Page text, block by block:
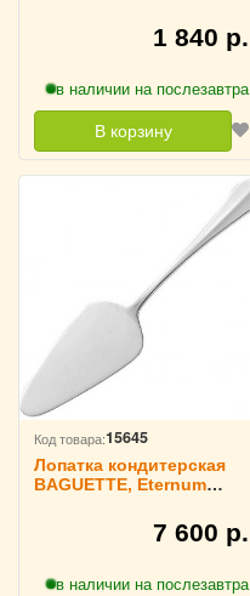
1 840 р.
в наличии на послезавтра
В корзину
Код товара:15645
Лопатка кондитерская
BAGUETTE, Eternum
7 600 р.
в наличии на послезавтра